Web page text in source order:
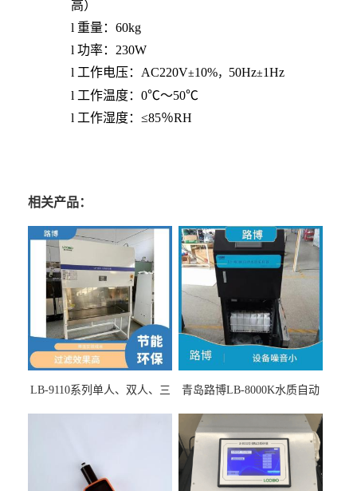
高）
l 重量：60kg
l 功率： 230W
l 工作电压：AC220V±10%， 50Hz±1Hz
l 工作温度：0℃～50℃
l 工作湿度：≤85％RH
相关产品：
LB-9110系列单人、双人、三
青岛路博LB-8000K水质自动